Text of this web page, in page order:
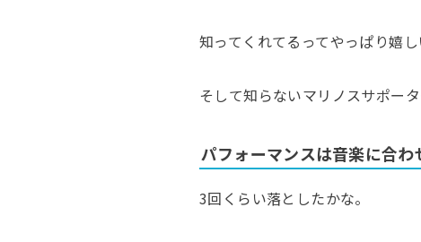
知ってくれてるってやっぱり嬉し
そして知らないマリノスサポー
パフォーマンスは音楽に合わ
3回くらい落としたかな。